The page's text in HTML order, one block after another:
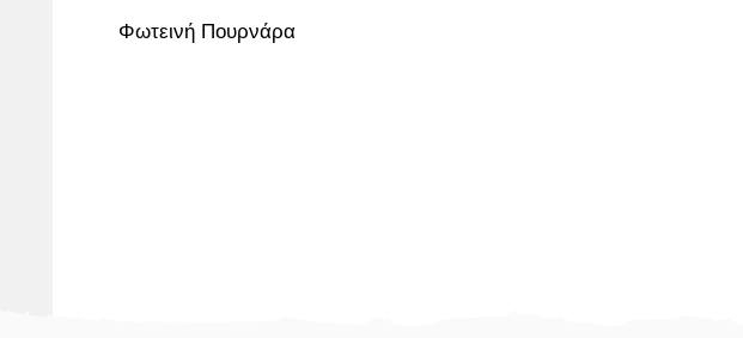
Φωτεινή Πουρνάρα